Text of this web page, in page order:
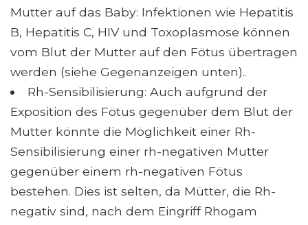
Mutter auf das Baby: Infektionen wie Hepatitis
B, Hepatitis C, HIV und Toxoplasmose können
vom Blut der Mutter auf den Fötus übertragen
werden (siehe Gegenanzeigen unten)..
Rh-Sensibilisierung: Auch aufgrund der
Exposition des Fötus gegenüber dem Blut der
Mutter könnte die Möglichkeit einer Rh-
Sensibilisierung einer rh-negativen Mutter
gegenüber einem rh-negativen Fötus
bestehen. Dies ist selten, da Mütter, die Rh-
negativ sind, nach dem Eingriff Rhogam